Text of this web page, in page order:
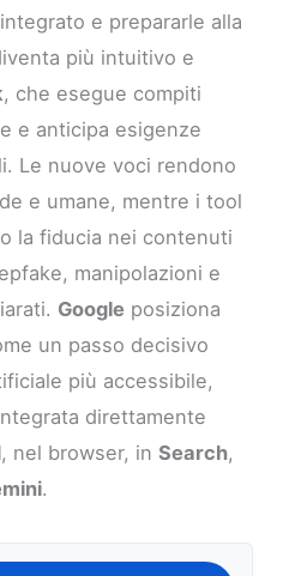
e prepararle alla
più intuitivo e
, che esegue compiti
e anticipa esigenze
Le nuove voci rendono
e umane, mentre i tool
la fiducia nei contenuti
manipolazioni e
Google posiziona
un passo decisivo
più accessibile,
direttamente
, nel browser, inSearch,
.